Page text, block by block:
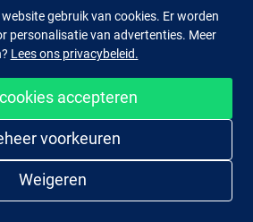
Facebook Instagram
Makkelijk en veilig shoppen
gebruik van cookies. Er worden
personalisatie van advertenties. Meer
Lees ons privacybeleid.
accepteren
voorkeuren
Weigeren